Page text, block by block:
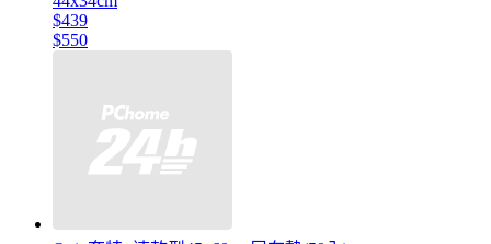
$439
$550